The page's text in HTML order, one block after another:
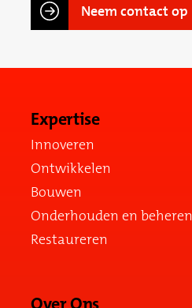
Neem contact op
Expertise
Innoveren
Ontwikkelen
Bouwen
Onderhouden en beheren
Restaureren